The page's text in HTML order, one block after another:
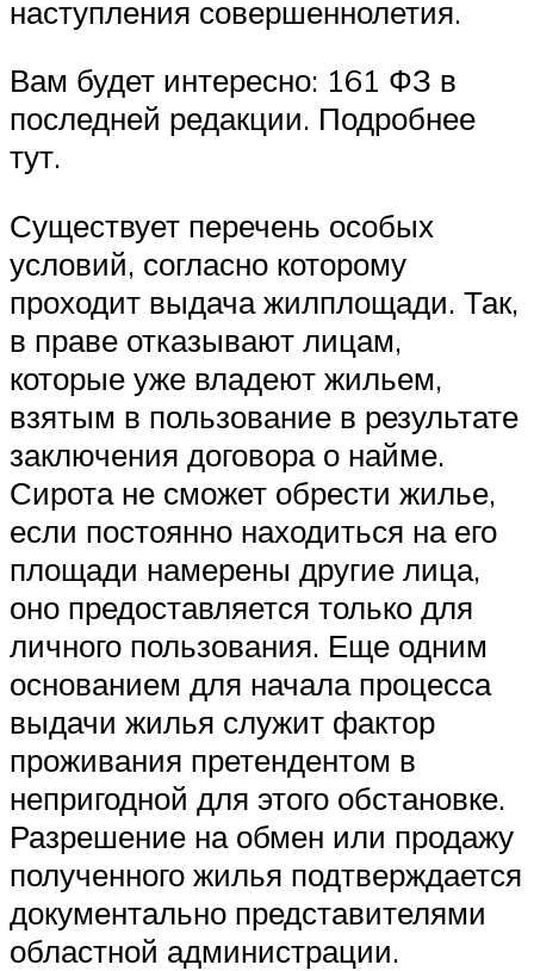
наступления совершеннолетия.
Вам будет интересно: 161 ФЗ в
последней редакции. Подробнее
тут.
Существует перечень особых
условий, согласно которому
проходит выдача жилплощади. Так,
в праве отказывают лицам,
которые уже владеют жильем,
взятым в пользование в результате
заключения договора о найме.
Сирота не сможет обрести жилье,
если постоянно находиться на его
площади намерены другие лица,
оно предоставляется только для
личного пользования. Еще одним
основанием для начала процесса
выдачи жилья служит фактор
проживания претендентом в
непригодной для этого обстановке.
Разрешение на обмен или продажу
полученного жилья подтверждается
документально представителями
областной администрации.